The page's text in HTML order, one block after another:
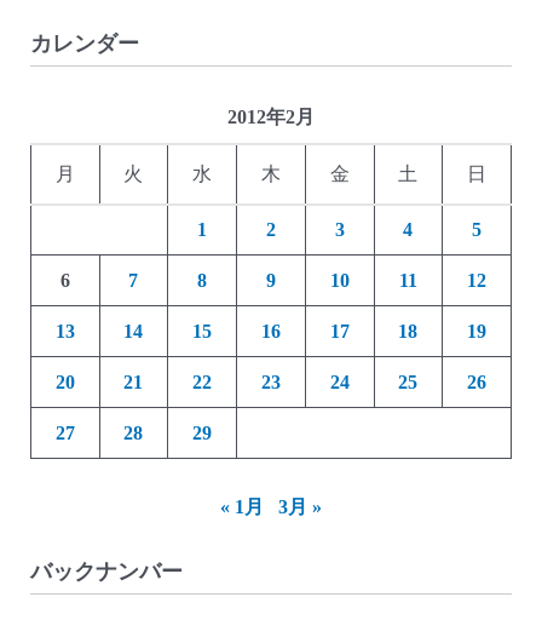
ラ
貯
カレンダー
2012年2月
月 火 水 木 金 土 日
1 2 3 4 5
6 7 8 9 10 11 12
13 14 15 16 17 18 19
20 21 22 23 24 25 26
27 28 29
« 1月 3月 »
バックナンバー